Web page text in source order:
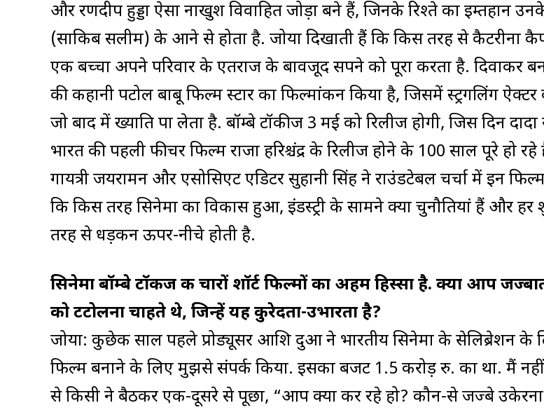
और रणदीप हुड्डा ऐसा नाखुश विवाहित जोड़ा बने हैं, जिनके रिश्ते का इम्तहान
(साकिब सलीम) के आने से होता है. जोया दिखाती हैं कि किस तरह से कैटरीना
एक बच्चा अपने परिवार के एतराज के बावजूद सपने को पूरा करता है. दिवाकर
की कहानी पटोल बाबू फिल्म स्टार का फिल्मांकन किया है, जिसमें स्ट्रगलिंग ऐक्टर
जो बाद में ख्याति पा लेता है. बॉम्बे टॉकीज 3 मई को रिलीज होगी, जिस दिन
भारत की पहली फीचर फिल्म राजा हरिश्चंद्र के रिलीज होने के 100 साल पूरे हो रहे
गायत्री जयरामन और एसोसिएट एडिटर सुहानी सिंह ने राउंडटेबल चर्चा में इन
कि किस तरह सिनेमा का विकास हुआ, इंडस्ट्री के सामने क्या चुनौतियां हैं और हर
तरह से धड़कन ऊपर-नीचे होती है.
सिनेमा बॉम्बे टॉकीज की चारों शॉर्ट फिल्मों का अहम हिस्सा है. क्या आप
को टटोलना चाहते थे, जिन्हें यह कुरेदता-उभारता है?
जोया: कुछेक साल पहले प्रोड्यूसर आशि दुआ ने भारतीय सिनेमा के सेलिब्रेशन के
फिल्म बनाने के लिए मुझसे संपर्क किया. इसका बजट 1.5 करोड़ रु. का था. मैं
से किसी ने बैठकर एक-दूसरे से पूछा, “आप क्या कर रहे हो? कौन-से जज्बे उकेरना